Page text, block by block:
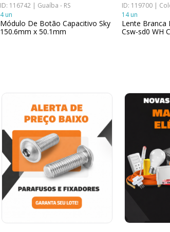
ID: 116742 | Guaíba - RS
4 un
Módulo De Botão Capacitivo Sky
150.6mm x 50.1mm
ID: 119700 |
14 un
Lente Branca
Csw-sd0 WH